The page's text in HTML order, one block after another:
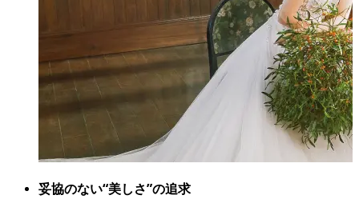
妥協のない“美しさ”の追求